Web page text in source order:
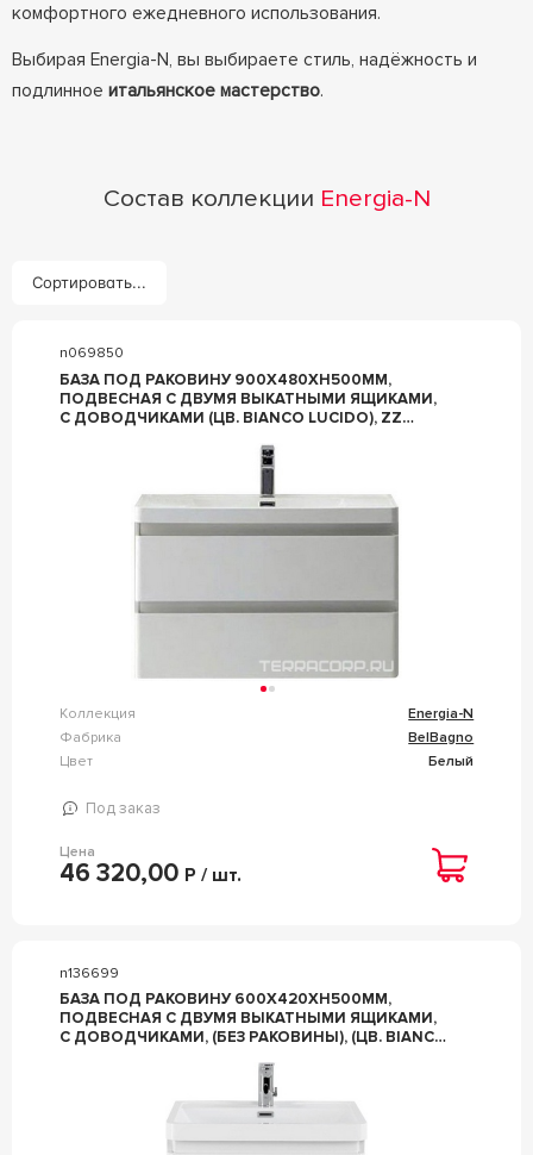
комфортного ежедневного использования.
Выбирая Energia-N, вы выбираете стиль, надёжность и
подлинное итальянское мастерство.
Состав коллекции Energia-N
Сортировать...
n069850
БАЗА ПОД РАКОВИНУ 900Х480ХH500ММ,
ПОДВЕСНАЯ С ДВУМЯ ВЫКАТНЫМИ ЯЩИКАМИ,
С ДОВОДЧИКАМИ (ЦВ. BIANCO LUCIDO), ZZ
Коллекция
Energia-N
Фабрика
BelBagno
Цвет
Белый
Под заказ
Цена
46 320,00 Р / шт.
n136699
БАЗА ПОД РАКОВИНУ 600Х420ХH500ММ,
ПОДВЕСНАЯ С ДВУМЯ ВЫКАТНЫМИ ЯЩИКАМИ,
С ДОВОДЧИКАМИ, (БЕЗ РАКОВИНЫ), (ЦВ. BIANCO